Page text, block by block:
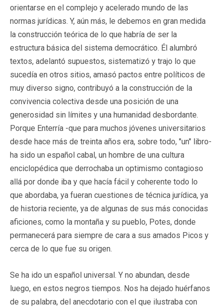
orientarse en el complejo y acelerado mundo de las
normas jurídicas. Y, aún más, le debemos en gran medida
la construcción teórica de lo que habría de ser la
estructura básica del sistema democrático. Él alumbró
textos, adelantó supuestos, sistematizó y trajo lo que
sucedía en otros sitios, amasó pactos entre políticos de
muy diverso signo, contribuyó a la construcción de la
convivencia colectiva desde una posición de una
generosidad sin límites y una humanidad desbordante.
Porque Enterría -que para muchos jóvenes universitarios
desde hace más de treinta años era, sobre todo, "un" libro-
ha sido un español cabal, un hombre de una cultura
enciclopédica que derrochaba un optimismo contagioso
allá por donde iba y que hacía fácil y coherente todo lo
que abordaba, ya fueran cuestiones de técnica jurídica, ya
de historia reciente, ya de algunas de sus más conocidas
aficiones, como la montaña y su pueblo, Potes, donde
permanecerá para siempre de cara a sus amados Picos y
cerca de lo que fue su origen.
Se ha ido un español universal. Y no abundan, desde
luego, en estos negros tiempos. Nos ha dejado huérfanos
de su palabra, del anecdotario con el que ilustraba con